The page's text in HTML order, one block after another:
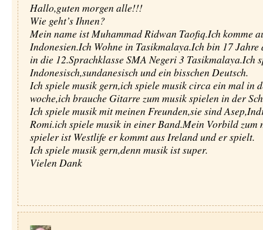
Hallo,guten morgen alle!!!
Wie geht’s Ihnen?
Mein name ist Muhammad Ridwan Taofiq.Ich komme
Indonesien.Ich Wohne in Tasikmalaya.Ich bin 17 Jahre
in die 12.Sprachklasse SMA Negeri 3 Tasikmalaya.Ich
Indonesisch,sundanesisch und ein bisschen Deutsch.
Ich spiele musik gern,ich spiele musik circa ein mal in
woche,ich brauche Gitarre zum musik spielen in der
Ich spiele musik mit meinen Freunden,sie sind
Romi.ich spiele musik in einer Band.Mein Vorbild zum
spieler ist Westlife er kommt aus Ireland und er spielt.
Ich spiele musik gern,denn musik ist super.
Vielen Dank